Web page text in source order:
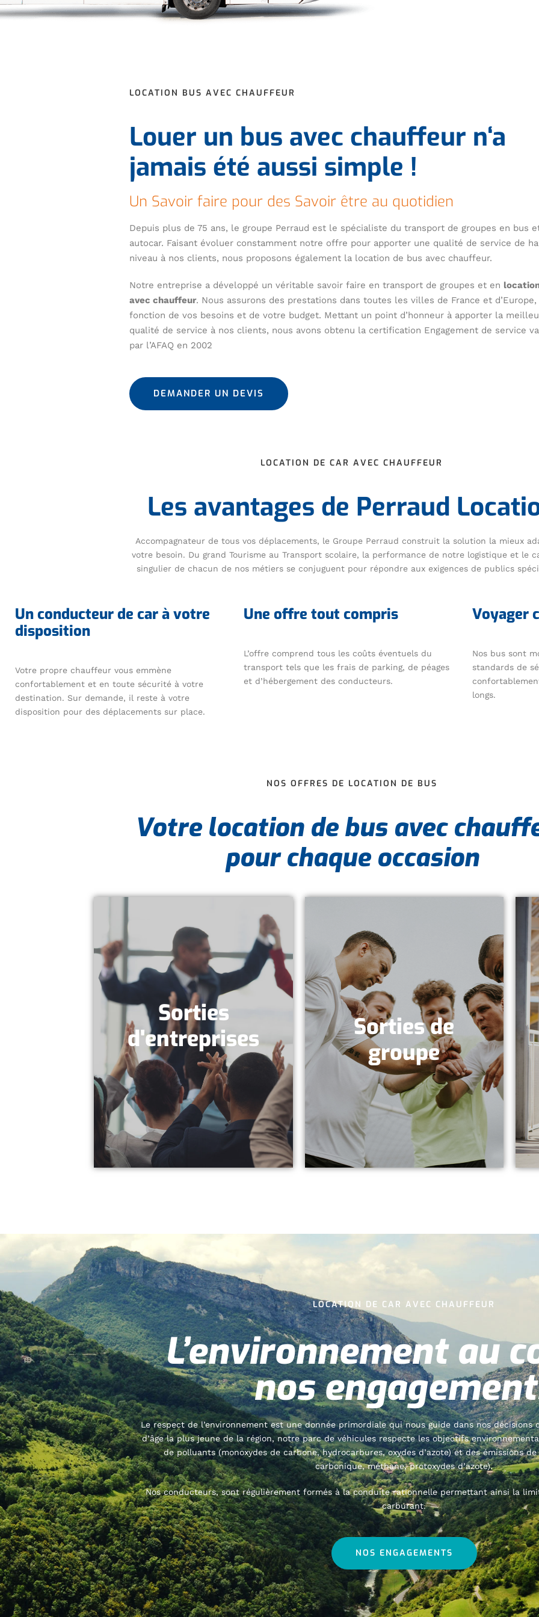
LOCATION BUS AVEC CHAUFFEUR
Louer un bus avec chauffeur n‘a
jamais été aussi simple !
Un Savoir faire pour des Savoir être au quotidien
Depuis plus de 75 ans, le groupe Perraud est le spécialiste du transport de groupes en bus
autocar. Faisant évoluer constamment notre offre pour apporter une qualité de service de
niveau à nos clients, nous proposons également la location de bus avec chauffeur.
Notre entreprise a développé un véritable savoir faire en transport de groupes et en
avec chauffeur. Nous assurons des prestations dans toutes les villes de France et d’Europe,
fonction de vos besoins et de votre budget. Mettant un point d’honneur à apporter la
qualité de service à nos clients, nous avons obtenu la certification Engagement de service
par l’AFAQ en 2002
DEMANDER UN DEVIS
LOCATION DE CAR AVEC CHAUFFEUR
Les avantages de Perraud
Accompagnateur de tous vos déplacements, le Groupe Perraud construit la solution la mieux
votre besoin. Du grand Tourisme au Transport scolaire, la performance de notre logistique et le
singulier de chacun de nos métiers se conjuguent pour répondre aux exigences de publics
Un conducteur de car à votre
disposition
Votre propre chauffeur vous emmène
confortablement et en toute sécurité à votre
destination. Sur demande, il reste à votre
disposition pour des déplacements sur place.
Une offre tout compris
L’offre comprend tous les coûts éventuels du
transport tels que les frais de parking, de péages
et d’hébergement des conducteurs.
Voyager
Nos bus sont
standards de
longs.
NOS OFFRES DE LOCATION DE BUS
Votre location de bus avec
pour chaque occasion
Sorties
d'entreprises
DÉCOUVRIR
Sorties de
groupe
DÉCOUVRIR
LOCATION DE CAR AVEC CHAUFFEUR
L’environnement au
nos
Le respect de l’environnement est une donnée primordiale qui nous guide dans nos décisions
d’âge la plus jeune de la région, notre parc de véhicules respecte les objectifs
de polluants (monoxydes de carbone, hydrocarbures, oxydes d’azote) et des émissions
carbonique, méthane, protoxydes d’azote).
Nos conducteurs, sont régulièrement formés à la conduite rationnelle permettant ainsi la
carburant.
NOS ENGAGEMENTS